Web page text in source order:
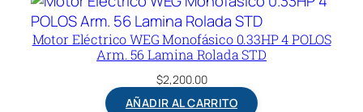
Motor Eléctrico WEG Monofásico 0.33HP 4 POLOS
Arm. 56 Lamina Rolada STD
$2,200.00
AÑADIR AL CARRITO